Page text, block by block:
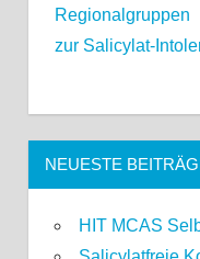
Regionalgruppen
zur Salicylat-
NEUESTE
HIT MCAS